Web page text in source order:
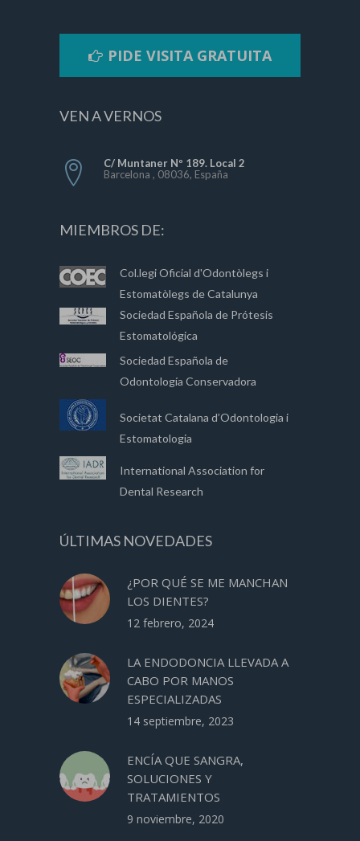
PIDE VISITA GRATUITA
VEN A VERNOS
C/ Muntaner Nº 189. Local 2
Barcelona , 08036, España
MIEMBROS DE:
Col.legi Oficial d'Odontòlegs i
Estomatòlegs de Catalunya
Sociedad Española de Prótesis
Estomatológica
Sociedad Española de
Odontología Conservadora
Societat Catalana d’Odontologia i
Estomatologia
International Association for
Dental Research
ÚLTIMAS NOVEDADES
¿POR QUÉ SE ME MANCHAN
LOS DIENTES?
12 febrero, 2024
LA ENDODONCIA LLEVADA A
CABO POR MANOS
ESPECIALIZADAS
14 septiembre, 2023
ENCÍA QUE SANGRA,
SOLUCIONES Y
TRATAMIENTOS
9 noviembre, 2020